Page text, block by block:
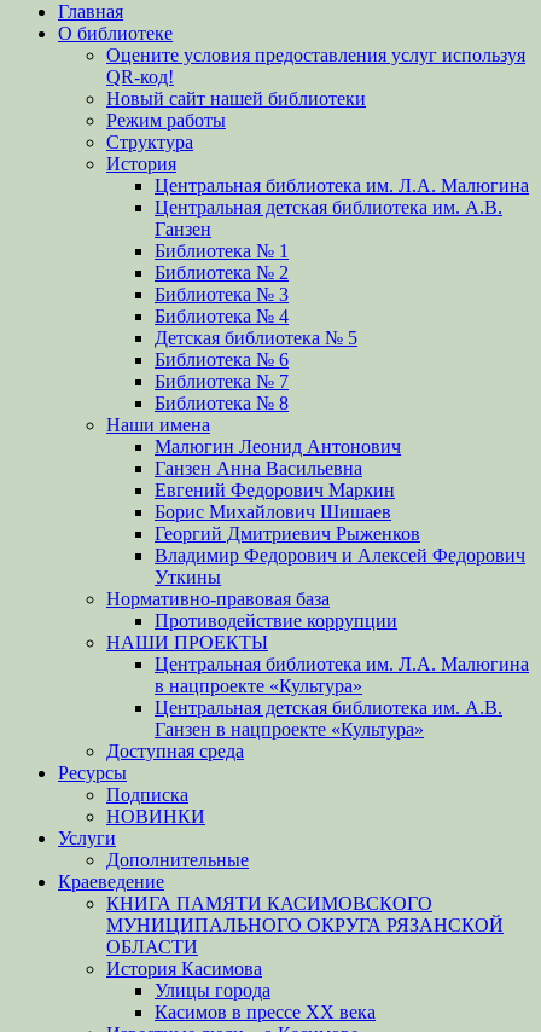
вверх
Главная
О библиотеке
Оцените условия предоставления услуг используя
QR-код!
Новый сайт нашей библиотеки
Режим работы
Структура
История
Центральная библиотека им. Л.А. Малюгина
Центральная детская библиотека им. А.В.
Ганзен
Библиотека № 1
Библиотека № 2
Библиотека № 3
Библиотека № 4
Детская библиотека № 5
Библиотека № 6
Библиотека № 7
Библиотека № 8
Наши имена
Малюгин Леонид Антонович
Ганзен Анна Васильевна
Евгений Федорович Маркин
Борис Михайлович Шишаев
Георгий Дмитриевич Рыженков
Владимир Федорович и Алексей Федорович
Уткины
Нормативно-правовая база
Противодействие коррупции
НАШИ ПРОЕКТЫ
Центральная библиотека им. Л.А. Малюгина
в нацпроекте «Культура»
Центральная детская библиотека им. А.В.
Ганзен в нацпроекте «Культура»
Доступная среда
Ресурсы
Подписка
НОВИНКИ
Услуги
Дополнительные
Краеведение
КНИГА ПАМЯТИ КАСИМОВСКОГО
МУНИЦИПАЛЬНОГО ОКРУГА РЯЗАНСКОЙ
ОБЛАСТИ
История Касимова
Улицы города
Касимов в прессе XX века